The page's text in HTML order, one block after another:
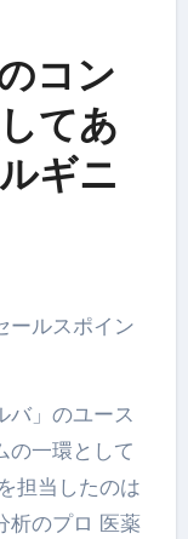
コン
てあ
ギニ
ールスポイン
バ」のユース
の一環として
担当したのは
析のプロ 医薬